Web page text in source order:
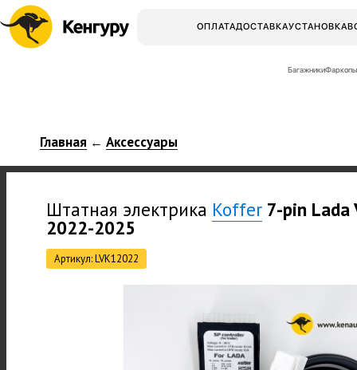
ОПЛАТАДОСТАВКАУСТАНОВКА
БагажникиФаркопы
Главная ← Аксессуары
Штатная электрика Koffer 7-pin Lada
2022-2025
Артикул: LVK12022